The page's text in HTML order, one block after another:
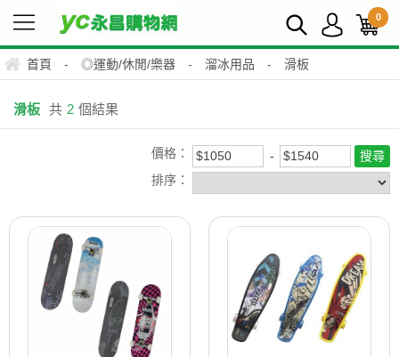
0
首頁 - ◎運動/休閒/樂器 - 溜冰用品 - 滑板
滑板 共 2 個結果
價格：
排序：